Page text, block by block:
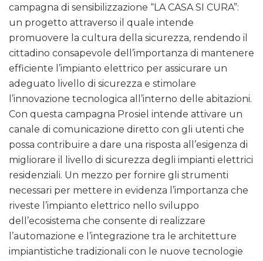
campagna di sensibilizzazione “LA CASA SI CURA”:
un progetto attraverso il quale intende
promuovere la cultura della sicurezza, rendendo il
cittadino consapevole dell’importanza di mantenere
efficiente l’impianto elettrico per assicurare un
adeguato livello di sicurezza e stimolare
l’innovazione tecnologica all’interno delle abitazioni.
Con questa campagna Prosiel intende attivare un
canale di comunicazione diretto con gli utenti che
possa contribuire a dare una risposta all’esigenza di
migliorare il livello di sicurezza degli impianti elettrici
residenziali. Un mezzo per fornire gli strumenti
necessari per mettere in evidenza l’importanza che
riveste l’impianto elettrico nello sviluppo
dell’ecosistema che consente di realizzare
l’automazione e l’integrazione tra le architetture
impiantistiche tradizionali con le nuove tecnologie